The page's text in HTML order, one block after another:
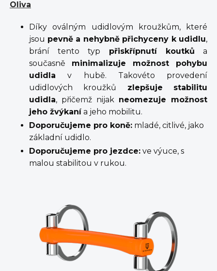
Oliva
Díky oválným udidlovým kroužkům, které
jsou pevně a nehybně přichyceny k udidlu,
brání tento typ přiskřípnutí koutků a
současně minimalizuje možnost pohybu
udidla v hubě. Takovéto provedení
udidlových kroužků zlepšuje
stabilitu
udidla, přičemž nijak neomezuje možnost
jeho žvýkanía jeho mobilitu.
Doporučujeme pro koně: mladé, citlivé, jako
základní udidlo.
Doporučujeme pro jezdce: ve výuce, s
malou stabilitou v rukou.